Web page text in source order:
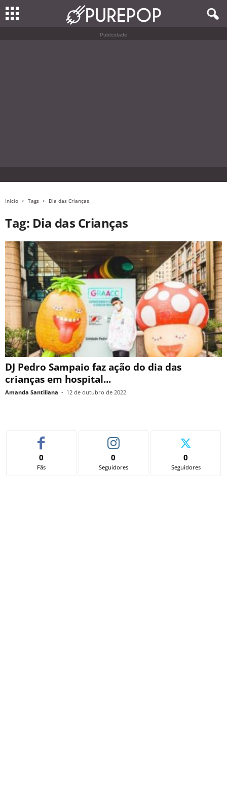
Publicidade
Início Tags Dia das Crianças
Tag: Dia das Crianças
DJ Pedro Sampaio faz ação do dia das
crianças em hospital...
Amanda Santiliana - 12 de outubro de 2022
0
Fãs
0
Seguidores
0
Seguidores